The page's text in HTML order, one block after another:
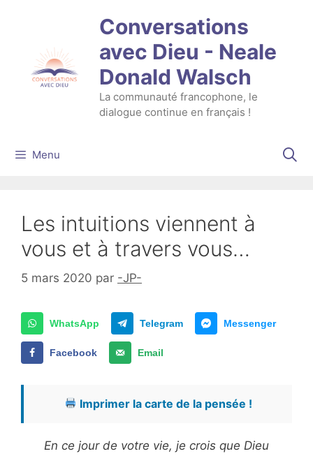
Conversations
avec Dieu - Neale
Donald Walsch
La communauté francophone, le
dialogue continue en français !
Menu
Les intuitions viennent à
vous et à travers vous…
5 mars 2020 par -JP-
WhatsApp Telegram Messenger
Facebook Email
Imprimer la carte de la pensée !
En ce jour de votre vie, je crois que Dieu